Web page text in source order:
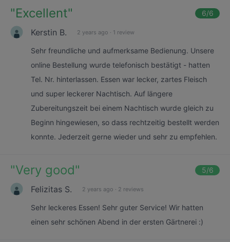
"Excellent" 6/6
Kerstin B. 2 years ago · 1 review
Sehr freundliche und aufmerksame Bedienung. Unsere
online Bestellung wurde telefonisch bestätigt - hatten
Tel. Nr. hinterlassen. Essen war lecker, zartes Fleisch
und super leckerer Nachtisch. Auf längere
Zubereitungszeit bei einem Nachtisch wurde gleich zu
Beginn hingewiesen, so dass rechtzeitig bestellt werden
konnte. Jederzeit gerne wieder und sehr zu empfehlen.
"Very good" 5/6
Felizitas S. 2 years ago · 2 reviews
Sehr leckeres Essen! Sehr guter Service! Wir hatten
einen sehr schönen Abend in der ersten Gärtnerei :)